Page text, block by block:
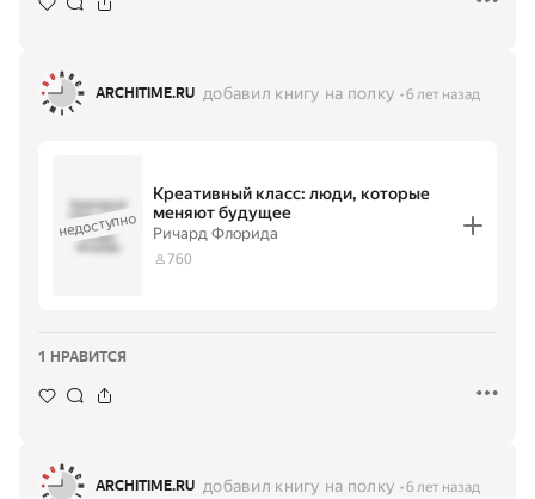
ARCHITIME.RU добавил книгу на полку 6 лет назад
Креативный
класс: люди,
которые
меняют
·
Ричард
недоступно
Креативный класс: люди, которые
меняют будущее
Ричард Флорида
760
1 НРАВИТСЯ
ARCHITIME.RU добавил книгу на полку 6 лет назад